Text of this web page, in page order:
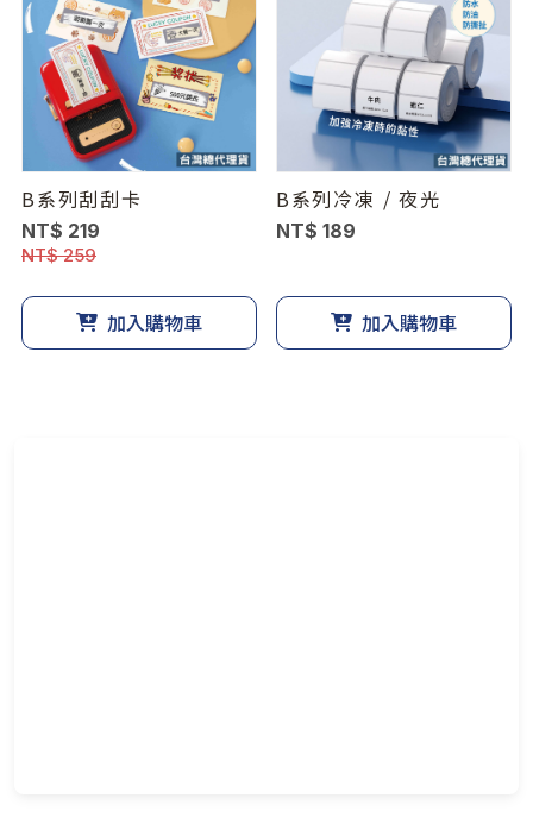
B系列刮刮卡
NT$ 219
NT$ 259
加入購物車
B系列冷凍 / 夜光
NT$ 189
加入購物車